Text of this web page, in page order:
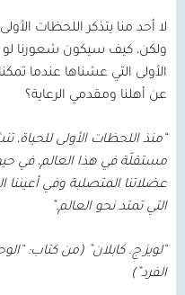
لا أحد منا يتذكر اللحظات
ولكن، كيف سيكون شعورنا
الأولى التي عشناها عندما
عن أهلنا ومقدمي الرعاية؟
“منذ اللحظات الأولى للحياة،
مستقلّة في هذا العالم، في
عضلاتنا المتصلبة وفي أعيننا
التي تمتد نحو العالم.”
“لويز ج. كابلان” (من كتاب:
الفرد”)